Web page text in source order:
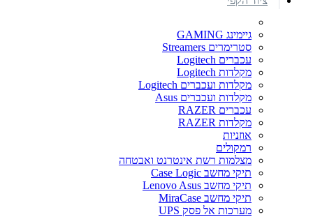
גיימינג GAMING
סטרימרים Streamers
עכברים Logitech
מקלדות Logitech
מקלדות ועכברים Logitech
מקלדות ועכברים Asus
עכברים RAZER
מקלדות RAZER
אוזניות
רמקולים
מצלמות רשת אינטרנט ואבטחה
תיקי מחשב Case Logic
תיקי מחשב Lenovo Asus
תיקי מחשב MiraCase
מערכות אל פסק UPS